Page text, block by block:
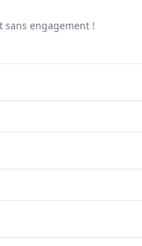
sans engagement !